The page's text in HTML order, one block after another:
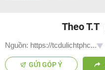
Theo T.T
Nguồn: https://tcdulichtphc...
GỬI GÓP Ý